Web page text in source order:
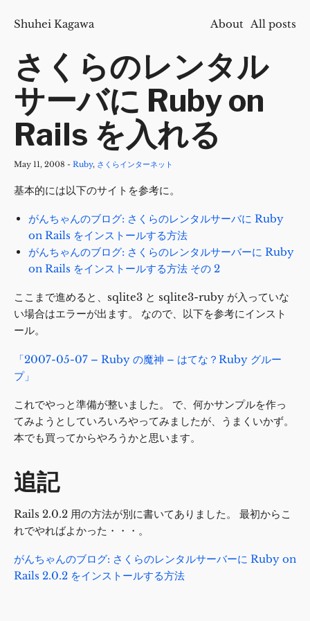
Shuhei Kagawa About All posts
さくらのレンタル
サーバに Ruby on
Rails を入れる
May 11, 2008 - Ruby, さくらインターネット
基本的には以下のサイトを参考に。
がんちゃんのブログ: さくらのレンタルサーバに Ruby
on Rails をインストールする方法
がんちゃんのブログ: さくらのレンタルサーバーに Ruby
on Rails をインストールする方法 その 2
ここまで進めると、sqlite3 と sqlite3-ruby が入っていな
い場合はエラーが出ます。 なので、以下を参考にインスト
ール。
「2007-05-07 – Ruby の魔神 – はてな？Ruby グルー
プ」
これでやっと準備が整いました。 で、何かサンプルを作っ
てみようとしていろいろやってみましたが、うまくいかず。
本でも買ってからやろうかと思います。
追記
Rails 2.0.2 用の方法が別に書いてありました。 最初からこ
れでやればよかった・・・。
がんちゃんのブログ: さくらのレンタルサーバーに Ruby on
Rails 2.0.2 をインストールする方法